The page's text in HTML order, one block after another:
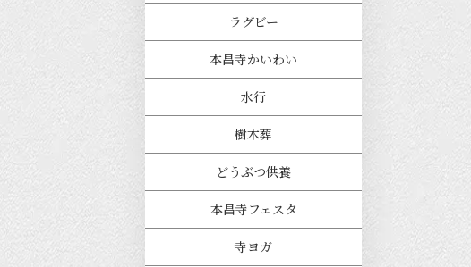
ラグビー
本昌寺かいわい
水行
樹木葬
どうぶつ供養
本昌寺フェスタ
寺ヨガ